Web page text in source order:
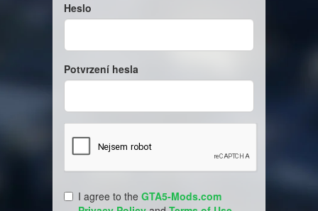
Heslo
Potvrzení hesla
I agree to the GTA5-Mods.com